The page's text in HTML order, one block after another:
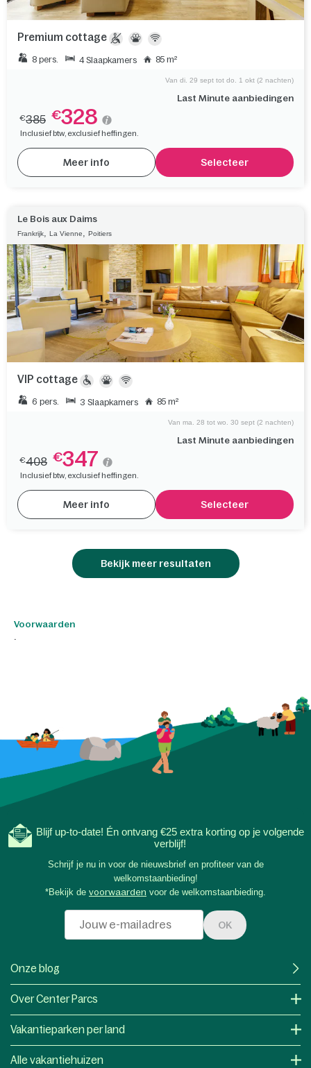
Premium cottage
8 pers. 4 Slaapkamers 85 m²
Last Minute aanbiedingen
Van di. 29 sept tot do. 1 okt (2 nachten)
€385 €328
Inclusief btw, exclusief heffingen.
Meer info Selecteer
Le Bois aux Daims
Frankrijk, La Vienne, Poitiers
VIP cottage
6 pers. 3 Slaapkamers 85 m²
Last Minute aanbiedingen
Van ma. 28 tot wo. 30 sept (2 nachten)
€408 €347
Inclusief btw, exclusief heffingen.
Meer info Selecteer
Bekijk meer resultaten
Voorwaarden
.
Blijf up-to-date! Én ontvang €25 extra korting op je volgende
verblijf!
Schrijf je nu in voor de nieuwsbrief en profiteer van de
welkomstaanbieding!
*Bekijk de voorwaarden voor de welkomstaanbieding.
OK
Onze blog
Over Center Parcs
Vakantieparken per land
Alle vakantiehuizen